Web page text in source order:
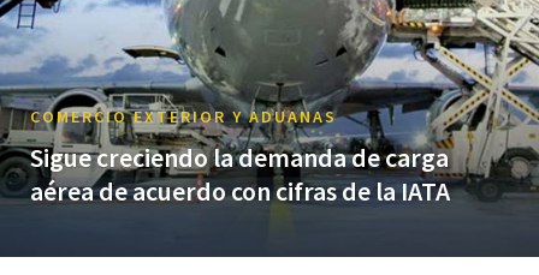
COMERCIO EXTERIOR Y ADUANAS
Sigue creciendo la demanda de carga
aérea de acuerdo con cifras de la IATA